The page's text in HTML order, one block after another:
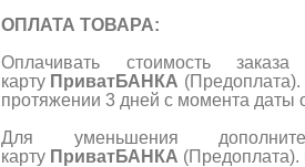
ОПЛАТА ТОВАРА:
Оплачивать стоимость
карту ПриватБАНКА
протяжении 3 дней с момента даты
Для уменьшения
карту ПриватБАНКА (Предоплата).